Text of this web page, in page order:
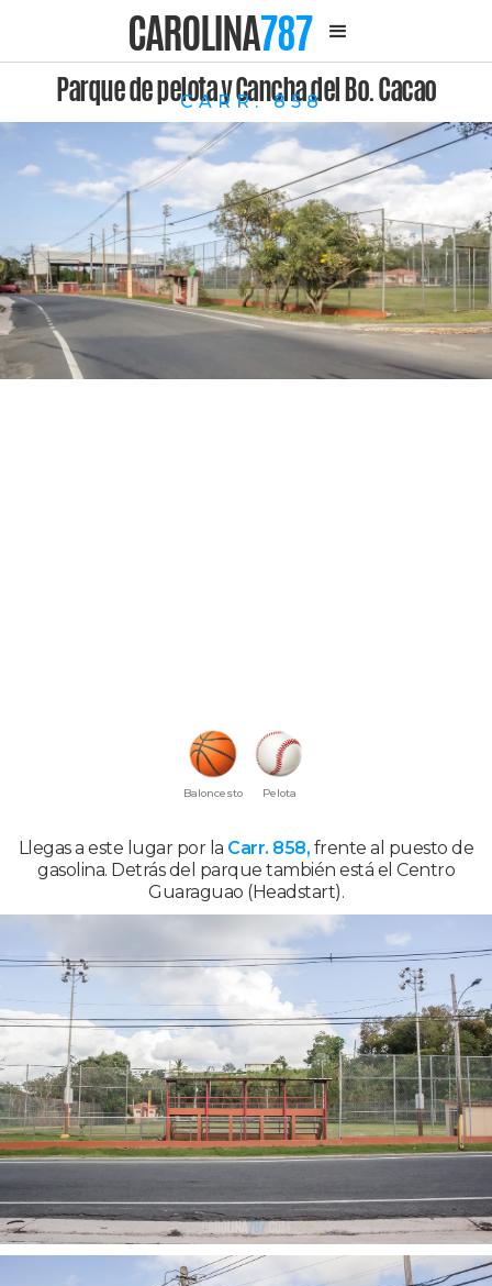
CAROLINA787
Parque de pelota y Cancha del Bo. Cacao
CARR. 858
Baloncesto Pelota
Llegas a este lugar por la Carr. 858, frente al puesto de
gasolina. Detrás del parque también está el Centro
Guaraguao (Headstart).